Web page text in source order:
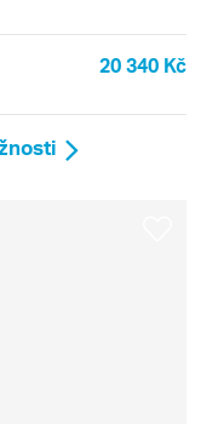
20 340 Kč